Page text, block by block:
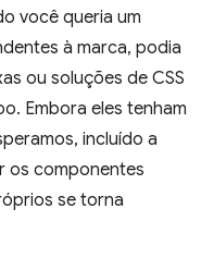
você queria um
à marca, podia
ou soluções de CSS
Embora eles tenham
incluído a
os componentes
se torna